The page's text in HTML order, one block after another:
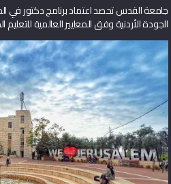
جامعة القدس تحصد اعتماد برنامج دكتور في
الجودة الأردنية وفق المعايير العالمية للتعليم